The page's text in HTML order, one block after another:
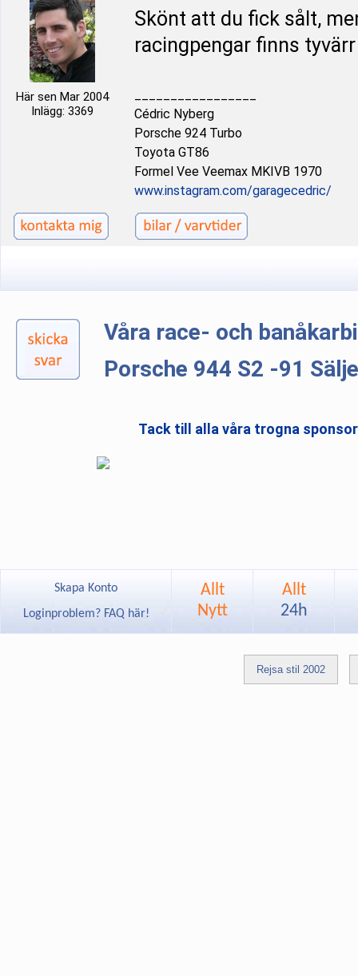
Här sen Mar 2004
Inlägg: 3369
Skönt att du fick sålt,
racingpengar finns
Cédric Nyberg
Porsche 924 Turbo
Toyota GT86
Formel Vee Veemax MKIVB 1970
www.instagram.com/garagecedric/
Våra race- och
Porsche 944 S2 -91
Tack till alla våra trogna
Skapa Konto
Loginproblem? FAQ här!
Allt
Nytt
Allt
24h
Rejsa stil 2002